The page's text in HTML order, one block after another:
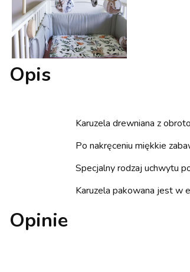
Opis
Karuzela drewniana z
Po nakręceniu miękkie
Specjalny rodzaj uchwytu
Karuzela pakowana jest w
Opinie